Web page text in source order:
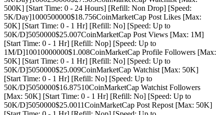
500K] [Start Time: 0 - 24 Hours] [Refill: Non Drop] [Speed:
5K/Day]1000500000$18.756CoinMarketCap Post Likes [Max:
50K] [Start Time: 0 - 1 Hr] [Refill: No] [Speed: Up to
50K/D]5050000$25.007CoinMarketCap Post Views [Max: 1M]
[Start Time: 0 - 1 Hr] [Refill: Nop] [Speed: Up to
1M/D]10010000000$1.008CoinMarketCap Profile Followers [Max:
50K] [Start Time: 0 - 1 Hr] [Refill: No] [Speed: Up to
50K/D]5050000$25.009CoinMarketCap Watchist [Max: 50K]
[Start Time: 0 - 1 Hr] [Refill: No] [Speed: Up to
50K/D]5050000$16.87510CoinMarketCap Watchist Followers
[Max: 50K] [Start Time: 0 - 1 Hr] [Refill: No] [Speed: Up to
50K/D]5050000$25.0011CoinMarketCap Post Repost [Max: 50K]